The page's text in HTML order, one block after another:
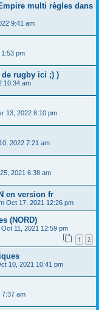
multi règles dans
9:41 am
pm
de rugby ici ;) )
10:34 am
13, 2022 8:10 pm
2022 7:21 am
2021 6:38 am
en version fr
Oct 17, 2021 12:26 pm
(NORD)
Oct 11, 2021 12:59 pm
1 2
10, 2021 10:41 pm
7:37 am